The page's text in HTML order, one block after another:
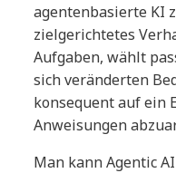
agentenbasierte KI
zielgerichtetes
Aufgaben, wählt
sich veränderten
konsequent auf ein
Anweisungen
Man kann Agentic